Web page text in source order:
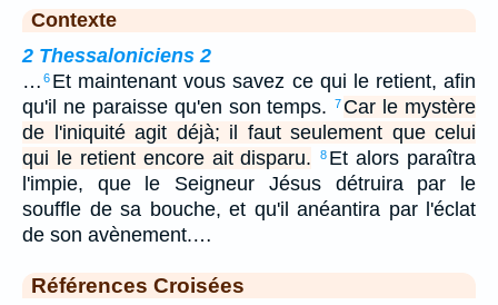
Contexte
2 Thessaloniciens 2
… 6 Et maintenant vous savez ce qui le retient, afin
qu'il ne paraisse qu'en son temps.
7 Car le mystère
de l'iniquité agit déjà; il faut seulement que celui
qui le retient encore ait disparu.
8 Et alors paraîtra
l'impie, que le Seigneur Jésus détruira par le
souffle de sa bouche, et qu'il anéantira par l'éclat
de son avènement.…
Références Croisées